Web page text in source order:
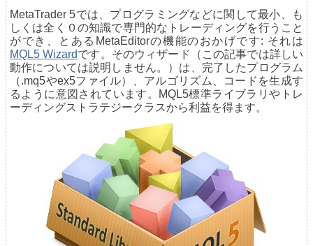
MetaTrader 5では、プログラミングなどに関して最小、も
しくは全く０の知識で専門的なトレーディングを行うこと
ができ、とあるMetaEditorの機能のおかげです: それは
MQL5 Wizardです。そのウィザード（この記事では詳しい
動作については説明しません。）は、完了したプログラム
（.mq5やex5ファイル）、アルゴリズム、コードを生成す
るように意図されています。MQL5標準ライブラリやトレ
ーディングストラテジークラスから利益を得ます。